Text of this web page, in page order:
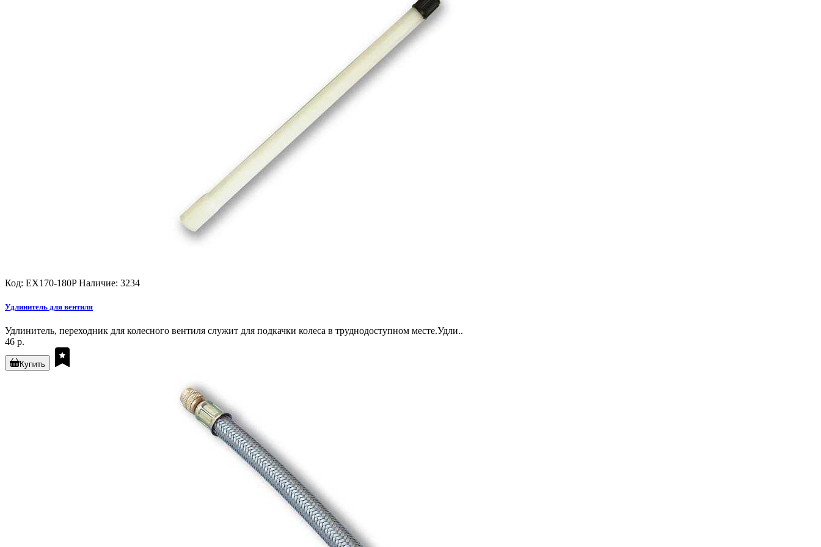
Код: EX170-180P Наличие: 3234
Удлинитель для вентиля
Удлинитель, переходник для колесного вентиля служит для подкачки колеса в труднодоступном месте.Удли..
46 р.
Купить